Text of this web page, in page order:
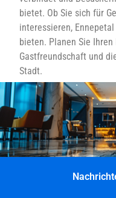
bietet. Ob Sie sich für
interessieren,
bieten. Planen Sie
Gastfreundschaft und
Stadt.